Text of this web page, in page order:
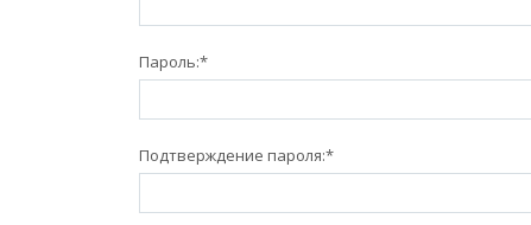
Пароль:*
Подтверждение пароля:*